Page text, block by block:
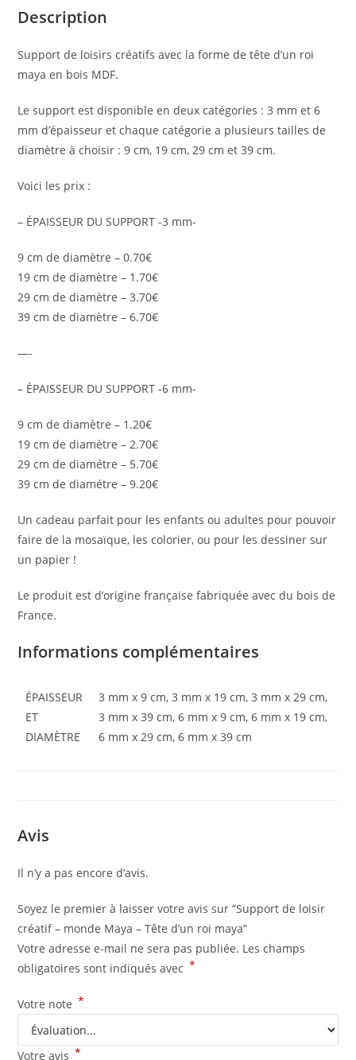
Tête
roi
maya
Description
Support de loisirs créatifs avec la forme de tête d’un roi
maya en bois MDF.
Le support est disponible en deux catégories : 3 mm et 6
mm d’épaisseur et chaque catégorie a plusieurs tailles de
diamètre à choisir : 9 cm, 19 cm, 29 cm et 39 cm.
Voici les prix :
– ÉPAISSEUR DU SUPPORT -3 mm-
9 cm de diamètre – 0.70€
19 cm de diamètre – 1.70€
29 cm de diamètre – 3.70€
39 cm de diamètre – 6.70€
—-
– ÉPAISSEUR DU SUPPORT -6 mm-
9 cm de diamètre – 1.20€
19 cm de diamètre – 2.70€
29 cm de diamétre – 5.70€
39 cm de diamétre – 9.20€
Un cadeau parfait pour les enfants ou adultes pour pouvoir
faire de la mosaïque, les colorier, ou pour les dessiner sur
un papier !
Le produit est d’origine française fabriquée avec du bois de
France.
Informations complémentaires
ÉPAISSEUR
ET
DIAMÈTRE
3 mm x 9 cm, 3 mm x 19 cm, 3 mm x 29 cm,
3 mm x 39 cm, 6 mm x 9 cm, 6 mm x 19 cm,
6 mm x 29 cm, 6 mm x 39 cm
Avis
Il n’y a pas encore d’avis.
Soyez le premier à laisser votre avis sur “Support de loisir
créatif – monde Maya – Tête d’un roi maya”
Votre adresse e-mail ne sera pas publiée. Les champs
obligatoires sont indiqués avec *
Votre note *
Votre avis *